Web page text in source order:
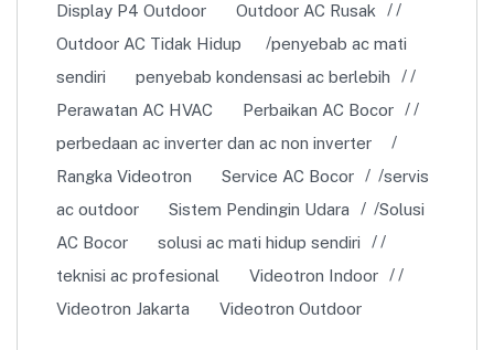
Display P4 Outdoor
Outdoor AC Rusak
Outdoor AC Tidak Hidup
penyebab ac mati
sendiri
penyebab kondensasi ac berlebih
Perawatan AC HVAC
Perbaikan AC Bocor
perbedaan ac inverter dan ac non inverter
Rangka Videotron
Service AC Bocor
servis
ac outdoor
Sistem Pendingin Udara
Solusi
AC Bocor
solusi ac mati hidup sendiri
teknisi ac profesional
Videotron Indoor
Videotron Jakarta
Videotron Outdoor